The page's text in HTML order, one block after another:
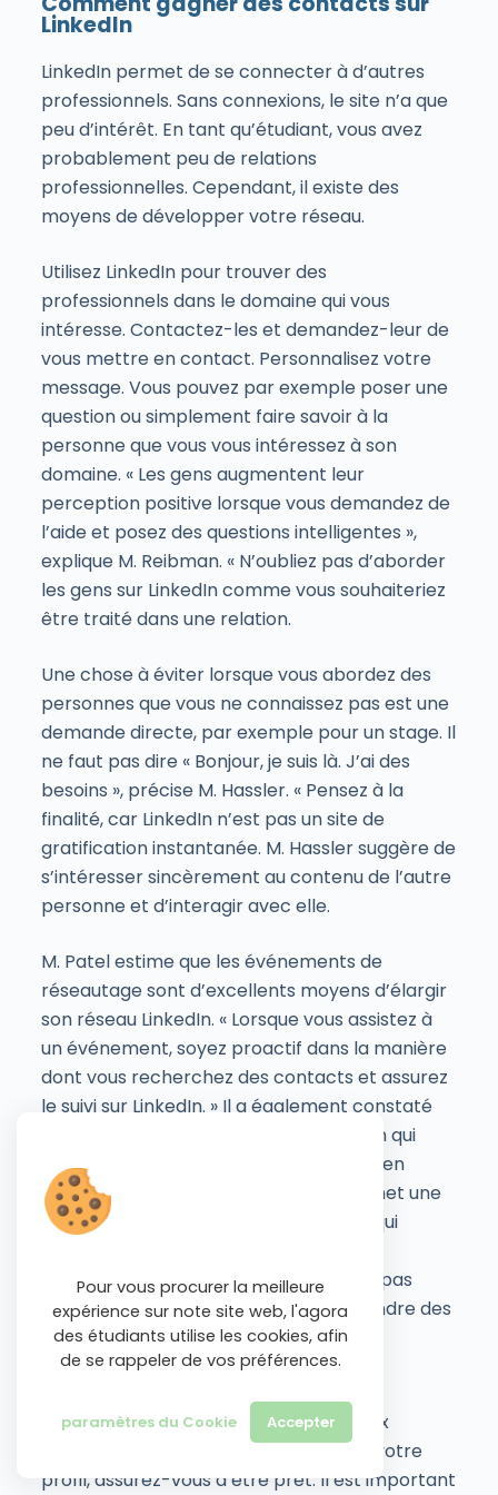
LinkedIn
LinkedIn permet de se connecter à d’autres
professionnels. Sans connexions, le site n’a que
peu d’intérêt. En tant qu’étudiant, vous avez
probablement peu de relations
professionnelles. Cependant, il existe des
moyens de développer votre réseau.
Utilisez LinkedIn pour trouver des
professionnels dans le domaine qui vous
intéresse. Contactez-les et demandez-leur de
vous mettre en contact. Personnalisez votre
message. Vous pouvez par exemple poser une
question ou simplement faire savoir à la
personne que vous vous intéressez à son
domaine. « Les gens augmentent leur
perception positive lorsque vous demandez de
l’aide et posez des questions intelligentes »,
explique M. Reibman. « N’oubliez pas d’aborder
les gens sur LinkedIn comme vous souhaiteriez
être traité dans une relation.
Une chose à éviter lorsque vous abordez des
personnes que vous ne connaissez pas est une
demande directe, par exemple pour un stage. Il
ne faut pas dire « Bonjour, je suis là. J’ai des
besoins », précise M. Hassler. « Pensez à la
finalité, car LinkedIn n’est pas un site de
gratification instantanée. M. Hassler suggère de
s’intéresser sincèrement au contenu de l’autre
personne et d’interagir avec elle.
M. Patel estime que les événements de
réseautage sont d’excellents moyens d’élargir
son réseau LinkedIn. « Lorsque vous assistez à
un événement, soyez proactif dans la manière
dont vous recherchez des contacts et assurez
le suivi sur LinkedIn. » Il a également constaté
que la publication d’articles sur LinkedIn qui
offrent un aperçu est un excellent moyen
d’ajouter des contacts, car le site permet une
portée organique pour les articles, ce qui
personnes avec lesquelles vous n’êtes pas
connecté. Cela peut vous aider à atteindre des
personnes que vous n’aviez même pas
envisagé de contacter.
En bref, LinkedIn a beaucoup à offrir aux
étudiants. Cependant, avant de créer votre
profil, assurez-vous d’être prêt. Il est important
Pour vous procurer la meilleure
expérience sur note site web, l'agora
des étudiants utilise les cookies, afin
de se rappeler de vos préférences.
paramètres du Cookie Accepter